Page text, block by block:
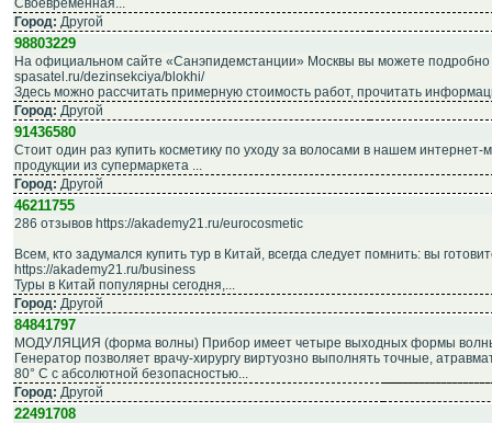
Своевременная...
Город: Другой
98803229
На официальном сайте «Санэпидемстанции» Москвы вы можете подробно
spasatel.ru/dezinsekciya/blokhi/
Здесь можно рассчитать примерную стоимость работ, прочитать
Город: Другой
91436580
Стоит один раз купить косметику по уходу за волосами в нашем
продукции из супермаркета ...
Город: Другой
46211755
286 отзывов https://akademy21.ru/eurocosmetic
Всем, кто задумался купить тур в Китай, всегда следует помнить: вы
https://akademy21.ru/business
Туры в Китай популярны сегодня,...
Город: Другой
84841797
МОДУЛЯЦИЯ (форма волны) Прибор имеет четыре выходных формы
Генератор позволяет врачу-хирургу виртуозно выполнять точные,
80° С с абсолютной безопасностью...
Город: Другой
22491708